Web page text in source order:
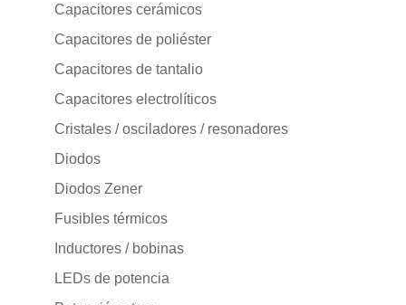
Capacitores cerámicos
Capacitores de poliéster
Capacitores de tantalio
Capacitores electrolíticos
Cristales / osciladores / resonadores
Diodos
Diodos Zener
Fusibles térmicos
Inductores / bobinas
LEDs de potencia